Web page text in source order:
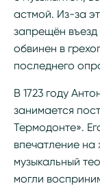
астмой. Из-за
запрещён
обвинен в
последнего
В 1723 году
занимается
Термодонте».
впечатление
музыкальный
могли